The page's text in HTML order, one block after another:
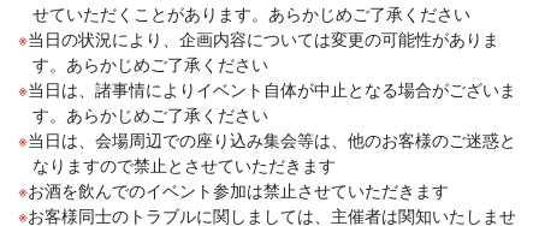
せていただくことがあります。あらかじめご了承ください
当日の状況により、企画内容については変更の可能性がありま
す。あらかじめご了承ください
当日は、諸事情によりイベント自体が中止となる場合がございま
す。あらかじめご了承ください
当日は、会場周辺での座り込み集会等は、他のお客様のご迷惑と
なりますので禁止とさせていただきます
お酒を飲んでのイベント参加は禁止させていただきます
お客様同士のトラブルに関しましては、主催者は関知いたしませ